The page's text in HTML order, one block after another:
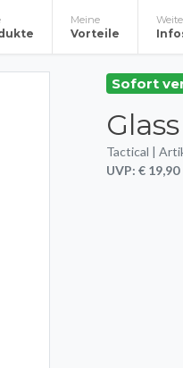
Meine
Vorteile
Sofort
Tactical |
UVP: € 19,90